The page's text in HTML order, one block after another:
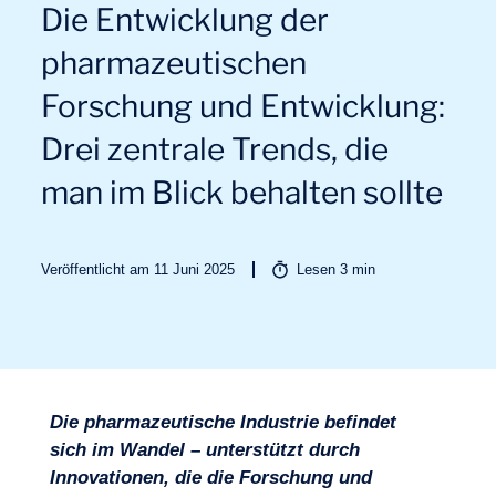
Die Entwicklung der
pharmazeutischen
Forschung und Entwicklung:
Drei zentrale Trends, die
man im Blick behalten sollte
Veröffentlicht am 11 Juni 2025 Lesen3 min
Die pharmazeutische Industrie befindet
sich im Wandel – unterstützt durch
Innovationen, die die Forschung und